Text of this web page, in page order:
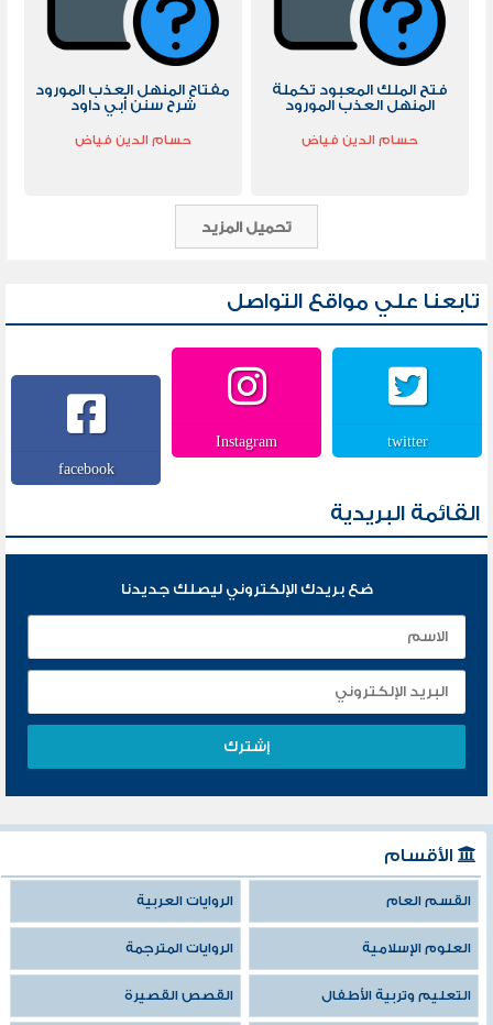
فتح الملك المعبود تكملة
المنهل العذب المورود
حسام الدين فياض
مفتاح المنهل العذب المورود
شرح سنن أبي داود
حسام الدين فياض
تحميل المزيد
تابعنا علي مواقع التواصل
twitter
Instagram
facebook
القائمة البريدية
ضع بريدك الإلكتروني ليصلك جديدنا
الأقسام
القسم العام الروايات العربية
العلوم الإسلامية الروايات المترجمة
التعليم وتربية الأطفال القصص القصيرة